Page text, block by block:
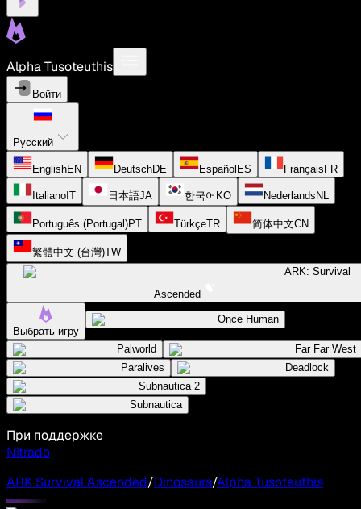
Alpha Tusoteuthis
Войти
Русский
EnglishEN DeutschDE Español ES Français FR
Italiano IT 日本語JA 한국어 KO Nederlands NL
Português (Portugal)PT TürkçeTR 简体中文CN
繁體中文 (台灣)TW
ARK: Survival
Ascended
Выбрать игру
Once Human
Palworld
Far Far West
Paralives
Deadlock
Subnautica 2
Subnautica
При поддержке
Nitrado
ARK Survival Ascended/Dinosaurs/Alpha Tusoteuthis